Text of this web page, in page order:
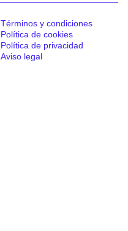
Términos y condiciones
Política de cookies
Política de privacidad
Aviso legal